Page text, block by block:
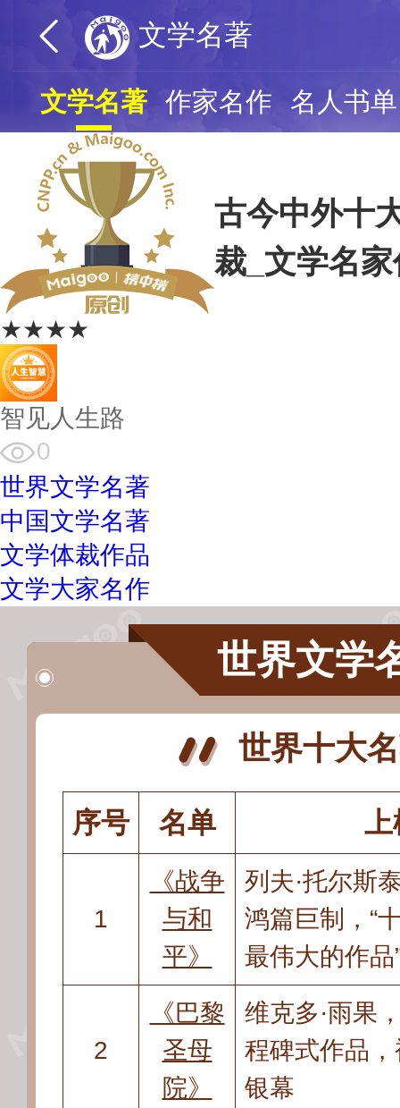
文学名著
文学名著 作家名作 名人书单
★★★★
古今中外十
裁_文学名
智见人生路
0
世界文学名著
中国文学名著
文学体裁作品
文学大家名作
世界文学
世界十大
序号 名单 上
1
《战争
与和
平》
列夫·托尔斯
鸿篇巨制
， “
最伟大的作品
2
《巴黎
圣母
院》
维克多·雨果
程碑式作品 ，
银幕